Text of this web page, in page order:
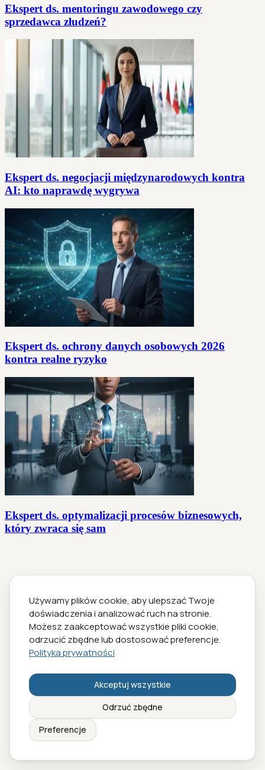
Używamy plików cookie, aby ulepszać Twoje
doświadczenia i analizować ruch na stronie.
Możesz zaakceptować wszystkie pliki cookie,
odrzucić zbędne lub dostosować preferencje.
Polityka prywatności
Akceptuj wszystkie
Odrzuć zbędne
Preferencje
Ekspert ds. mentoringu zawodowego czy
sprzedawca złudzeń?
Ekspert ds. negocjacji międzynarodowych kontra
AI: kto naprawdę wygrywa
Ekspert ds. ochrony danych osobowych 2026
kontra realne ryzyko
Ekspert ds. optymalizacji procesów biznesowych,
który zwraca się sam